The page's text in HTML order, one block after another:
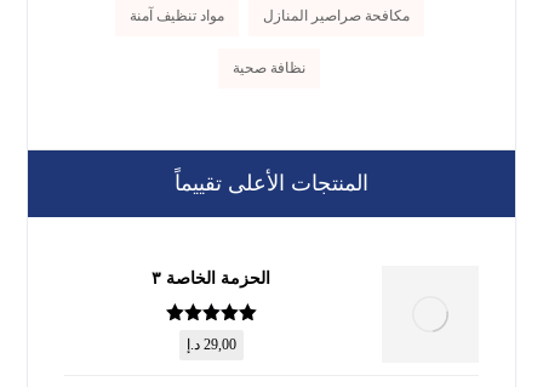
مكافحة صراصير المنازل مواد تنظيف آمنة
نظافة صحية
المنتجات الأعلى تقييماً
الحزمة الخاصة ٣
تم التقييم
من 5
29,00 د.إ